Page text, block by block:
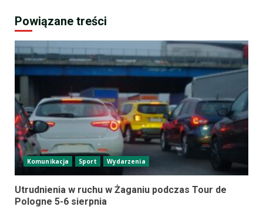
Powiązane treści
Komunikacja Sport Wydarzenia
Utrudnienia w ruchu w Żaganiu podczas Tour de
Pologne 5-6 sierpnia